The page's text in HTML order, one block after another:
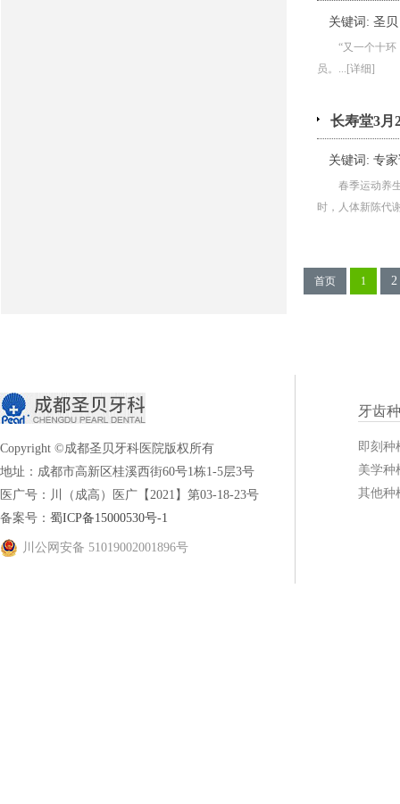
关键词: 圣贝
“又一个十
员。...[详细]
长寿堂3月
关键词: 专
春季运动养
时，人体新陈代
首页 1 2
Copyright ©成都圣贝牙科医院版权所有
地址：成都市高新区桂溪西街60号1栋1-5层3号
医广号：川（成高）医广【2021】第03-18-23号
备案号： 蜀ICP备15000530号-1
川公网安备 51019002001896号
牙齿
即刻种
美学种
其他种